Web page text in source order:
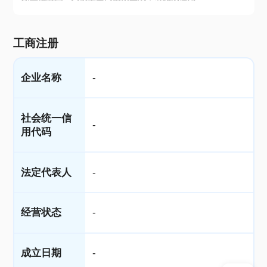
工商注册
企业名称 -
社会统一信
用代码
-
法定代表人 -
经营状态 -
成立日期 -